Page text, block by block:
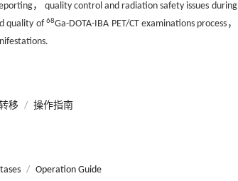
， quality control and radiation safety issues during
quality of68Ga-DOTA-IBA PET/CT examinations process，
移 / 操作指南
/ Operation Guide